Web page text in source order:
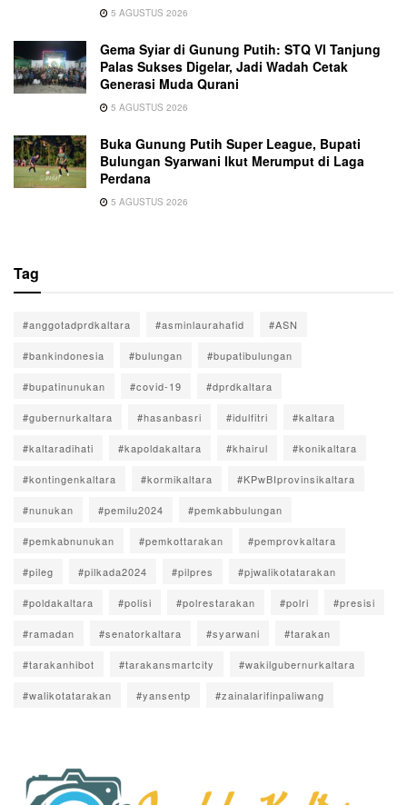
5 AGUSTUS 2026
Gema Syiar di Gunung Putih: STQ VI Tanjung
Palas Sukses Digelar, Jadi Wadah Cetak
Generasi Muda Qurani
5 AGUSTUS 2026
Buka Gunung Putih Super League, Bupati
Bulungan Syarwani Ikut Merumput di Laga
Perdana
5 AGUSTUS 2026
Tag
#anggotadprdkaltara #asminlaurahafid #ASN
#bankindonesia #bulungan #bupatibulungan
#bupatinunukan #covid-19 #dprdkaltara
#gubernurkaltara #hasanbasri #idulfitri #kaltara
#kaltaradihati #kapoldakaltara #khairul #konikaltara
#kontingenkaltara #kormikaltara #KPwBIprovinsikaltara
#nunukan #pemilu2024 #pemkabbulungan
#pemkabnunukan #pemkottarakan #pemprovkaltara
#pileg #pilkada2024 #pilpres #pjwalikotatarakan
#poldakaltara #polisi #polrestarakan #polri #presisi
#ramadan #senatorkaltara #syarwani #tarakan
#tarakanhibot #tarakansmartcity #wakilgubernurkaltara
#walikotatarakan #yansentp #zainalarifinpaliwang